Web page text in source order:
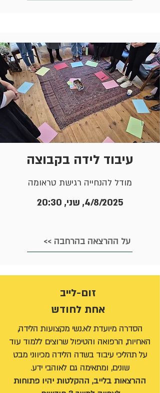
עיבוד לידה בקבוצה
מודל להנחייה רגישת טראומה
4/8/2025, שני, 20:30
<< על ההרצאה בהרחבה
זום-לייב
אחת לחודש
הסדרה מיועדת לא.נשי מקצועות הלידה,
האחיות, הרפואה והטיפול שרוצים ללמוד עוד
על תהליכי עיבוד בשדה הלידה מכיווני מבט
שונים, ומתאימה גם לאוהבי ידע​.
ההרצאות בלייב, ההקלטות יהיו פתוחות